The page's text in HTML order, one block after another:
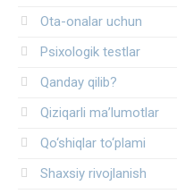
Ota-onalar uchun
Psixologik testlar
Qanday qilib?
Qiziqarli ma’lumotlar
Qo‘shiqlar to‘plami
Shaxsiy rivojlanish